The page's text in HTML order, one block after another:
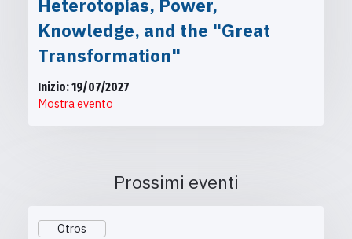
Heterotopias, Power,
Knowledge, and the "Great
Transformation"
Inizio: 19/07/2027
Mostra evento
Prossimi eventi
Otros